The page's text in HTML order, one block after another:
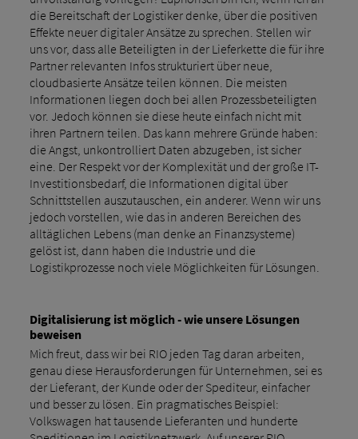
die Bereitschaft der Logistiker denke, über die positiven
Effekte neuer digitaler Ansätze zu sprechen. Stellen wir
uns vor, dass alle Beteiligten in der Lieferkette die für ihre
Partner relevanten Infos strukturiert über neue,
cloudbasierte Ansätze teilen können. Die meisten
Informationen liegen doch bei allen Prozessbeteiligten
vor. Jedoch können sie diese heute einfach nicht mit
ihren Partnern teilen. Das kann mehrere Gründe haben:
die Angst, unkontrolliert Daten abzugeben, ist sicher
eine. Der Respekt vor der Komplexität und der große IT-
Investitionsbedarf, die Informationen digital über
Schnittstellen auszutauschen, ein anderer. Wenn wir uns
jedoch vorstellen, wie das in anderen Bereichen des
alltäglichen Lebens (man denke an Finanzsysteme)
gelöst ist, dann haben die Industrie und die
Logistikprozesse noch viele Möglichkeiten für Lösungen.
Digitalisierung ist möglich - wie unsere Lösungen
beweisen
Mich freut, dass wir bei RIO jeden Tag daran arbeiten,
genau diese Herausforderungen für Unternehmen, sei es
der Lieferant, der Kunde oder der Spediteur, einfacher
und besser zu lösen. Ein pragmatisches Beispiel:
Volkswagen hat tausende Lieferanten und hunderte